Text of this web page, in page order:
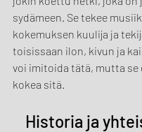
sydämeen. Se tekee
kokemuksen kuulija ja
toisissaan ilon, kivun ja
voi imitoida tätä, mutta se
kokea sitä.
Historia ja